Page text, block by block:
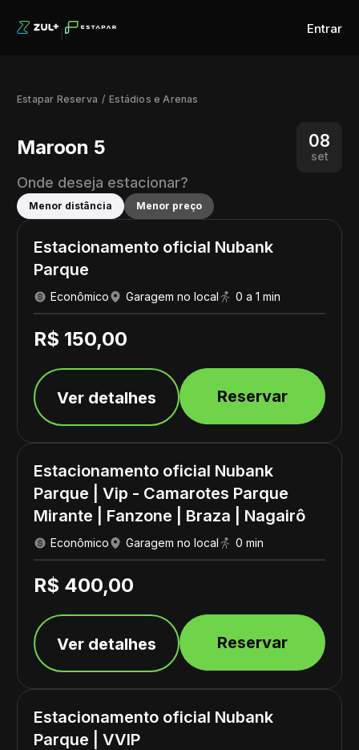
Entrar
Estapar Reserva Estádios e Arenas
Maroon 5 08
set
Onde deseja estacionar?
Menor distância Menor preço
Estacionamento oficial Nubank
Parque
Econômico Garagem no local 0 a 1 min
R$ 150,00
Ver detalhes Reservar
Estacionamento oficial Nubank
Parque | Vip - Camarotes Parque
Mirante | Fanzone | Braza | Nagairô
Econômico Garagem no local 0 min
R$ 400,00
Ver detalhes Reservar
Estacionamento oficial Nubank
Parque | VVIP